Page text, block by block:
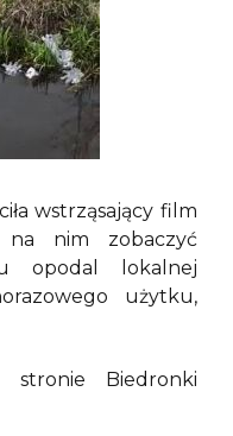
wstrząsający film
na nim zobaczyć
opodal lokalnej
użytku,
stronie Biedronki